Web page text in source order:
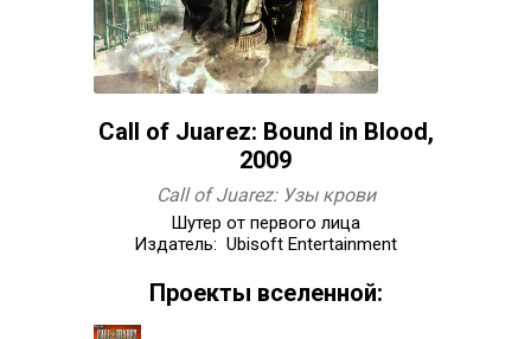
Call of Juarez: Bound in Blood,
2009
Call of Juarez: Узы крови
Шутер от первого лица
Издатель: Ubisoft Entertainment
Проекты вселенной: